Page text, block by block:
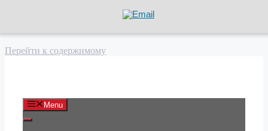
Перейти к содержимому
Menu